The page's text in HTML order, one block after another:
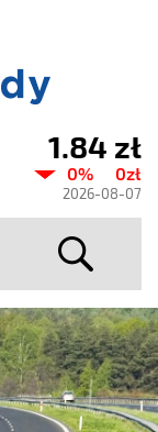
1.84 zł
0% 0zł
2026-08-07